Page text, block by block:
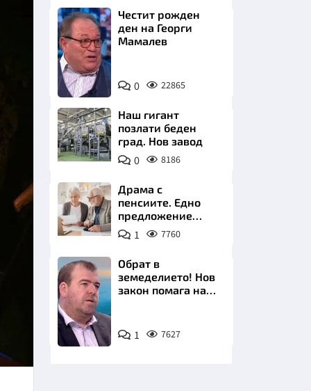
ХРАНА
ИКОНОМИКА
Снимка:
БНТ
Честит рожден
ден на Георги
Мамалев
0 22865
Наш гигант
позлати беден
град. Нов завод
0 8186
Драма с
пенсиите. Едно
предложение
удря над 800 000
българи
1 7760
Снимка:
бТВ
Обрат в
земеделието! Нов
закон помага на
1 7627